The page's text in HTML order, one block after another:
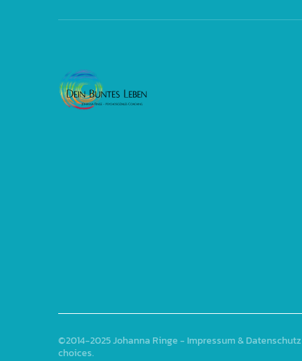
©2014-2025Johanna Ringe- Impressum & Datenschutz
choices